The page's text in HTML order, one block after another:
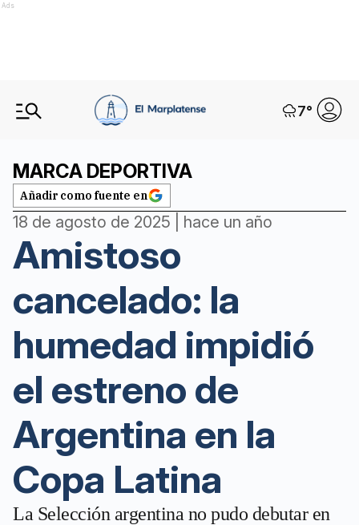
Ads
7°
MARCA DEPORTIVA
Añadir como fuente en
18 de agosto de 2025 | hace un año
Amistoso
cancelado: la
humedad impidió
el estreno de
Argentina en la
Copa Latina
La Selección argentina no pudo debutar en